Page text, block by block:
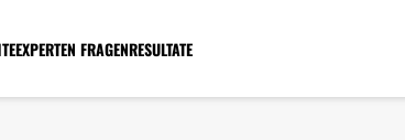
EXPERTEN FRAGENRESULTATE